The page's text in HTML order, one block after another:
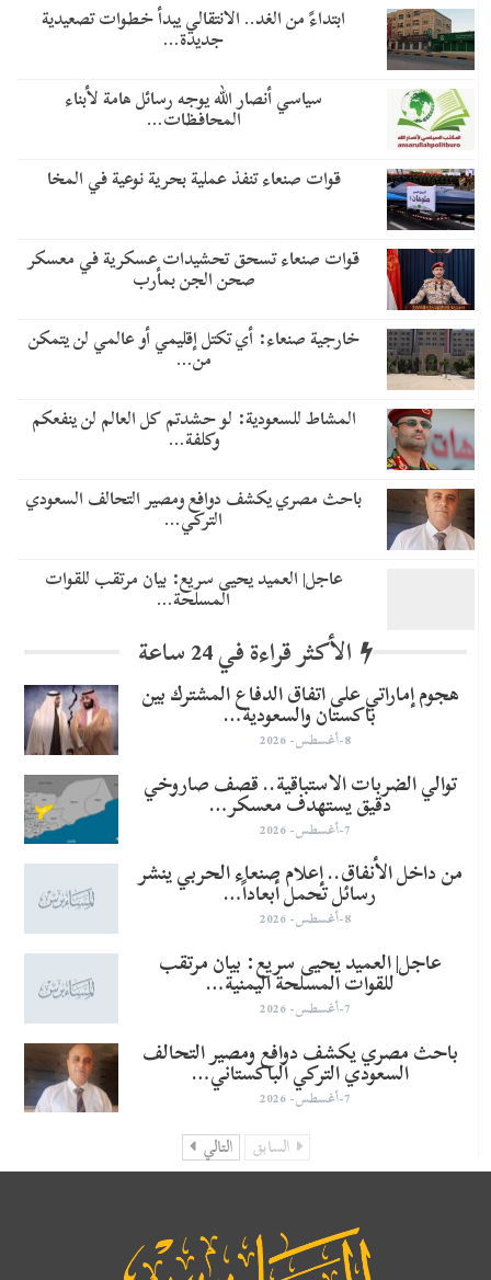
​ابتداءً من الغد.. الانتقالي يبدأ خطوات تصعيدية
جديدة…
سياسي أنصار الله يوجه رسائل هامة لأبناء
المحافظات…
قوات صنعاء تنفذ عملية بحرية نوعية في المخا
قوات صنعاء تسحق تحشيدات عسكرية في معسكر
صحن الجن بمأرب
خارجية صنعاء: أي تكتل إقليمي أو عالمي لن يتمكن
من…
المشاط للسعودية: لو حشدتم كل العالم لن ينفعكم
وكلفة…
باحث مصري يكشف دوافع ومصير التحالف السعودي
التركي…
عاجل| العميد يحيى سريع: بيان مرتقب للقوات
المسلحة…
الأكثر قراءة في 24 ساعة
هجوم إماراتي على اتفاق الدفاع المشترك بين
باكستان والسعودية…
8-أغسطس- 2026
توالي الضربات الاستباقية.. قصف صاروخي
دقيق يستهدف معسكر…
7-أغسطس- 2026
من داخل الأنفاق.. إعلام صنعاء الحربي ينشر
رسائل تحمل أبعاداً…
8-أغسطس- 2026
عاجل| العميد يحيى سريع: بيان مرتقب
للقوات المسلحة اليمنية…
7-أغسطس- 2026
باحث مصري يكشف دوافع ومصير التحالف
السعودي التركي الباكستاني…
7-أغسطس- 2026
السابق التالي